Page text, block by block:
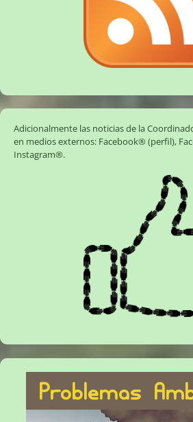
Adicionalmente las noticias de la
en medios externos: Facebook® (perfil),
Instagram®.